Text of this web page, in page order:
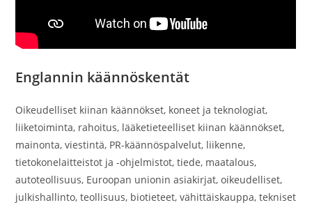
Englannin käännöskentät
Oikeudelliset kiinan käännökset, koneet ja teknologiat,
liiketoiminta, rahoitus, lääketieteelliset kiinan käännökset,
mainonta, viestintä, PR-käännöspalvelut, liikenne,
tietokonelaitteistot ja -ohjelmistot, tiede, maatalous,
autoteollisuus, Euroopan unionin asiakirjat, oikeudelliset,
julkishallinto, teollisuus, biotieteet, vähittäiskauppa, tekniset